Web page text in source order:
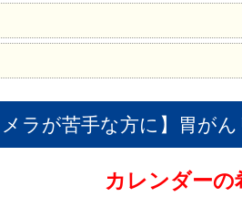
メラが苦手な方に】胃が
カレンダー